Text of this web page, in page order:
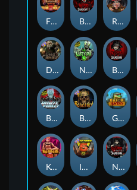
Nexus Blood & Shadow
Brute Force
Blood & Shadow
Blood & Shadow 2
Beheaded
Nexus The Crypt
Gator Hunters
Kenneth Must Die
Fire in the Hole 2 Road Rage
Infectious 5 xWays
Dead Canary